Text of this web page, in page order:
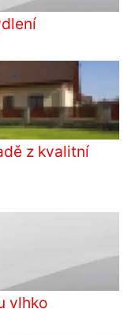
z kvalitní
vlhko